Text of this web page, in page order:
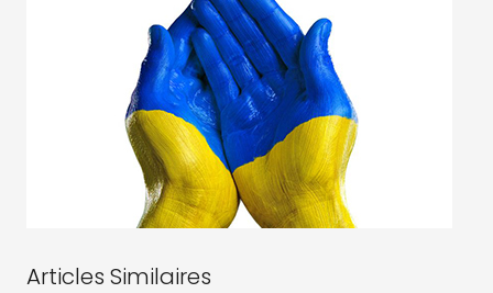
Articles Similaires